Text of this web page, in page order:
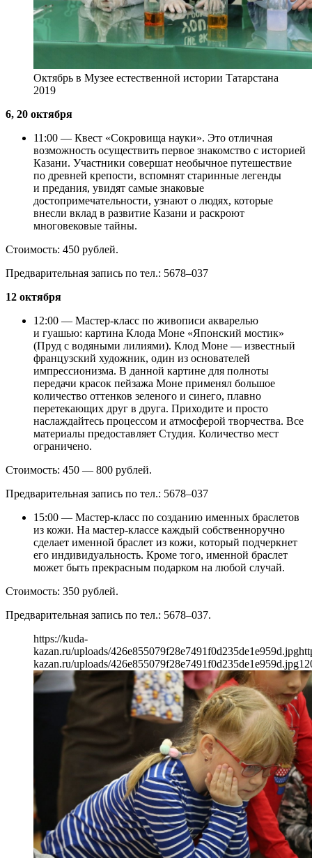
Октябрь в Музее естественной истории Татарстана
2019
6, 20 октября
11:00 — Квест «Сокровища науки». Это отличная
возможность осуществить первое знакомство с историей
Казани. Участники совершат необычное путешествие
по древней крепости, вспомнят старинные легенды
и предания, увидят самые знаковые
достопримечательности, узнают о людях, которые
внесли вклад в развитие Казани и раскроют
многовековые тайны.
Стоимость: 450 рублей.
Предварительная запись по тел.: 5678–037
12 октября
12:00 — Мастер-класс по живописи акварелью
и гуашью: картина Клода Моне «Японский мостик»
(Пруд с водяными лилиями). Клод Моне — известный
французский художник, один из основателей
импрессионизма. В данной картине для полноты
передачи красок пейзажа Моне применял большое
количество оттенков зеленого и синего, плавно
перетекающих друг в друга. Приходите и просто
наслаждайтесь процессом и атмосферой творчества. Все
материалы предоставляет Студия. Количество мест
ограничено.
Стоимость: 450 — 800 рублей.
Предварительная запись по тел.: 5678–037
15:00 — Мастер-класс по созданию именных браслетов
из кожи. На мастер-классе каждый собственноручно
сделает именной браслет из кожи, который подчеркнет
его индивидуальность. Кроме того, именной браслет
может быть прекрасным подарком на любой случай.
Стоимость: 350 рублей.
Предварительная запись по тел.: 5678–037.
https://kuda-
kazan.ru/uploads/426e855079f28e7491f0d235de1e959d.jpg
kazan.ru/uploads/426e855079f28e7491f0d235de1e959d.jpg